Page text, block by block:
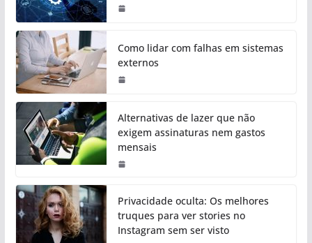
Como lidar com falhas em sistemas
externos
Alternativas de lazer que não
exigem assinaturas nem gastos
mensais
Privacidade oculta: Os melhores
truques para ver stories no
Instagram sem ser visto